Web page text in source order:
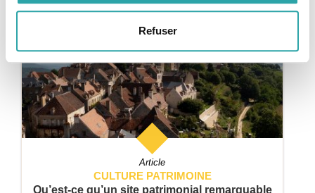
Refuser
Article
CULTURE PATRIMOINE
Qu’est-ce qu’un site patrimonial remarquable